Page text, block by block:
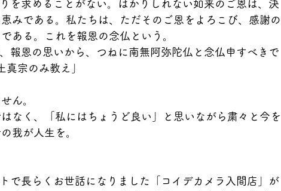
みである。私たちは、ただそのご恩をよろこび、感謝の
ある。これを報恩の念仏という。
真宗のみ教え」
ん。
なく、「私にはちょうど良い」と思いながら粛々と今を
我が人生を。
で長らくお世話になりました「コイデカメラ入間店」が